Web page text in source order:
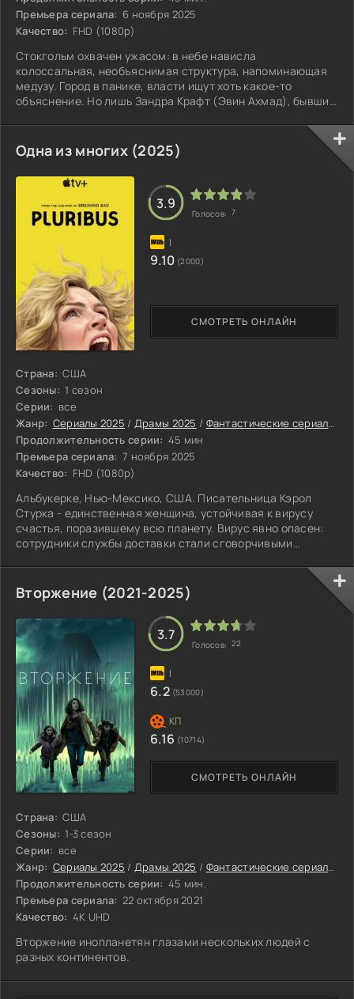
Премьера сериала: 6 ноября 2025
Качество: FHD (1080p)
Стокгольм охвачен ужасом: в небе нависла
колоссальная, необъяснимая структура, напоминающая
медузу. Город в панике, власти ищут хоть какое-то
объяснение. Но лишь Зандра Крафт (Эвин Ахмад), бывший
борьбе с вредителями, замечает нечто странное.
Таинственные грибы, пробивающиеся сквозь
канализацию Стокгольма, кажутся ей подозрительно
связанными с небесным гостем. Её интуиция не подводит:
эти грибы – ключ к разгадке. Зандра не подозревает, что
Одна из многих (2025)
Страна: США
Сезоны: 1 сезон
Серии: все
Жанр: Сериалы 2025 / Драмы 2025 / Фантастические сериалы 2025
Продолжительность серии: 45 мин
Премьера сериала: 7 ноября 2025
Качество: FHD (1080p)
Альбукерке, Нью-Мексико, США. Писательница Кэрол
Стурка - единственная женщина, устойчивая к вирусу
счастья, поразившему всю планету. Вирус явно опасен:
сотрудники службы доставки стали сговорчивыми
городе постоянно что-то горит. Вечно несчастной Кэрол
предстоит спасти мир от счастья.
СМОТРЕТЬ ОНЛАЙН
3.9
Голосов: 7
9.10 (2000)
Вторжение (2021-2025)
Страна: США
Сезоны: 1-3 сезон
Серии: все
Жанр: Сериалы 2025 / Драмы 2025 / Фантастические сериалы 2025
Продолжительность серии: 45 мин.
Премьера сериала: 22 октября 2021
Качество: 4K UHD
Вторжение инопланетян глазами нескольких людей с
разных континентов.
СМОТРЕТЬ ОНЛАЙН
3.7
Голосов: 22
6.2 (53000)
6.16 (10714)